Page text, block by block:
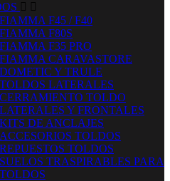
 
FIAMMA F45 / F40
FIAMMA F80S
FIAMMA F35 PRO
FIAMMA CARAVASTORE
DOMETIC Y TRULE
TOLDOS LATERALES
CERRAMIENTO TOLDO
LATERALES Y FRONTALES
KITS DE ANCLAJES
ACCESORIOS TOLDOS
REPUESTOS TOLDOS
SUELOS TRASPIRABLES PARA
TOLDOS